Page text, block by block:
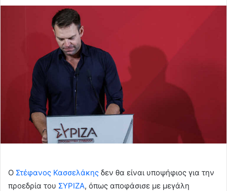
email
Ο Στέφανος Κασσελάκης δεν θα είναι υποψήφιος για την
προεδρία του ΣΥΡΙΖΑ, όπως αποφάσισε με μεγάλη